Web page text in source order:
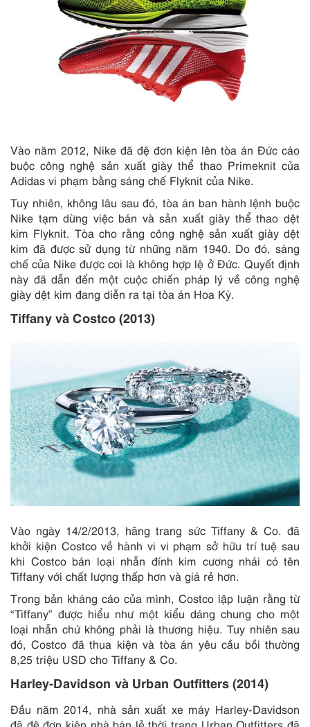
Vào năm 2012, Nike đã đệ đơn kiện lên tòa án Đức cáo
buộc công nghệ sản xuất giày thể thao Primeknit của
Adidas vi phạm bằng sáng chế Flyknit của Nike.
Tuy nhiên, không lâu sau đó, tòa án ban hành lệnh buộc
Nike tạm dừng việc bán và sản xuất giày thể thao dệt
kim Flyknit. Tòa cho rằng công nghệ sản xuất giày dệt
kim đã được sử dụng từ những năm 1940. Do đó, sáng
chế của Nike được coi là không hợp lệ ở Đức. Quyết định
này đã dẫn đến một cuộc chiến pháp lý về công nghệ
giày dệt kim đang diễn ra tại tòa án Hoa Kỳ.
Tiffany và Costco (2013)
Vào ngày 14/2/2013, hãng trang sức Tiffany & Co. đã
khởi kiện Costco về hành vi vi phạm sở hữu trí tuệ sau
khi Costco bán loại nhẫn đính kim cương nhái có tên
Tiffany với chất lượng thấp hơn và giá rẻ hơn.
Trong bản kháng cáo của mình, Costco lập luận rằng từ
“Tiffany” được hiểu như một kiểu dáng chung cho một
loại nhẫn chứ không phải là thương hiệu. Tuy nhiên sau
đó, Costco đã thua kiện và tòa án yêu cầu bồi thường
8,25 triệu USD cho Tiffany & Co.
Harley-Davidson và Urban Outfitters (2014)
Đầu năm 2014, nhà sản xuất xe máy Harley-Davidson